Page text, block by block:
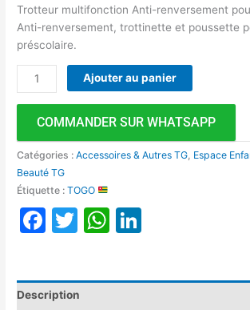
Trotteur multifonction Anti-renversement
Anti-renversement, trottinette et poussette
préscolaire.
Ajouter au panier
COMMANDER SUR WHATSAPP
Catégories :Accessoires & Autres TG Espace
Beauté TG
Étiquette :TOGO
Facebook
TwitterWhatsApp
Description